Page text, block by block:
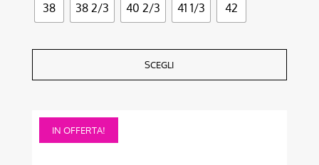
38 38 2/3 40 2/3 41 1/3 42
SCEGLI
IN OFFERTA!
Questo
prodotto